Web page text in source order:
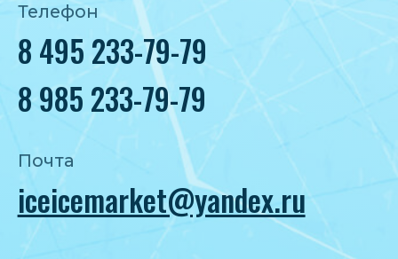
Политика конфиденциальности
Согласие на обработку персональных
данных
IceIceMarket © 2025